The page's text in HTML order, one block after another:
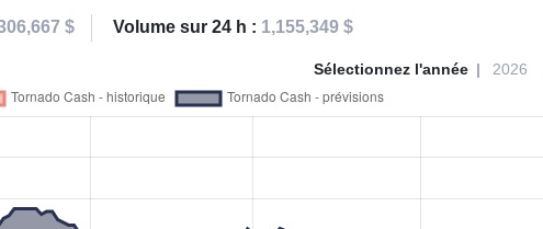
$ Volume sur 24 h : 1,155,349 $
Sélectionnez l'année 2026